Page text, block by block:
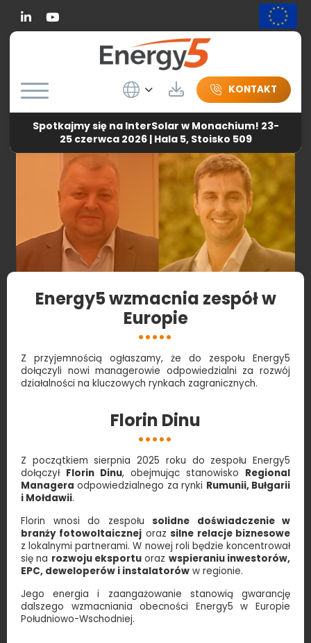
Wybierz język
Do pobraniaKONTAKT
Spotkajmy się na InterSolar w Monachium! 23-
25 czerwca 2026 | Hala 5, Stoisko 509
Energy5-Aktualności-Energy5 wzmacnia zespół w Europie
Energy5 wzmacnia zespół w
Europie
Z przyjemnością ogłaszamy, że do zespołu Energy5
dołączyli nowi managerowie odpowiedzialni za rozwój
działalności na kluczowych rynkach zagranicznych.
Florin Dinu
Z początkiem sierpnia 2025 roku do zespołu Energy5
dołączył Florin Dinu, obejmując stanowisko Regional
Managera odpowiedzialnego za rynki Rumunii, Bułgarii
i Mołdawii.
Florin wnosi do zespołu solidne doświadczenie w
branży fotowoltaicznej orazsilne relacje biznesowe
z lokalnymi partnerami. W nowej roli będzie koncentrował
się na rozwoju eksportu oraz wspieraniu inwestorów,
EPC, deweloperów i instalatorów w regionie.
Jego energia i zaangażowanie stanowią gwarancję
dalszego wzmacniania obecności Energy5 w Europie
Południowo-Wschodniej.